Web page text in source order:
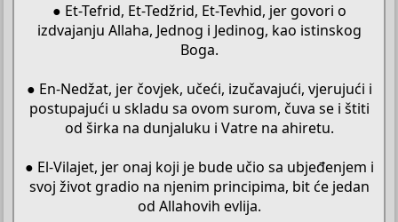
● Et-Tefrid, Et-Tedžrid, Et-Tevhid, jer govori o
izdvajanju Allaha, Jednog i Jedinog, kao istinskog
Boga.
● En-Nedžat, jer čovjek, učeći, izučavajući, vjerujući i
postupajući u skladu sa ovom surom, čuva se i štiti
od širka na dunjaluku i Vatre na ahiretu.
● El-Vilajet, jer onaj koji je bude učio sa ubjeđenjem i
svoj život gradio na njenim principima, bit će jedan
od Allahovih evlija.